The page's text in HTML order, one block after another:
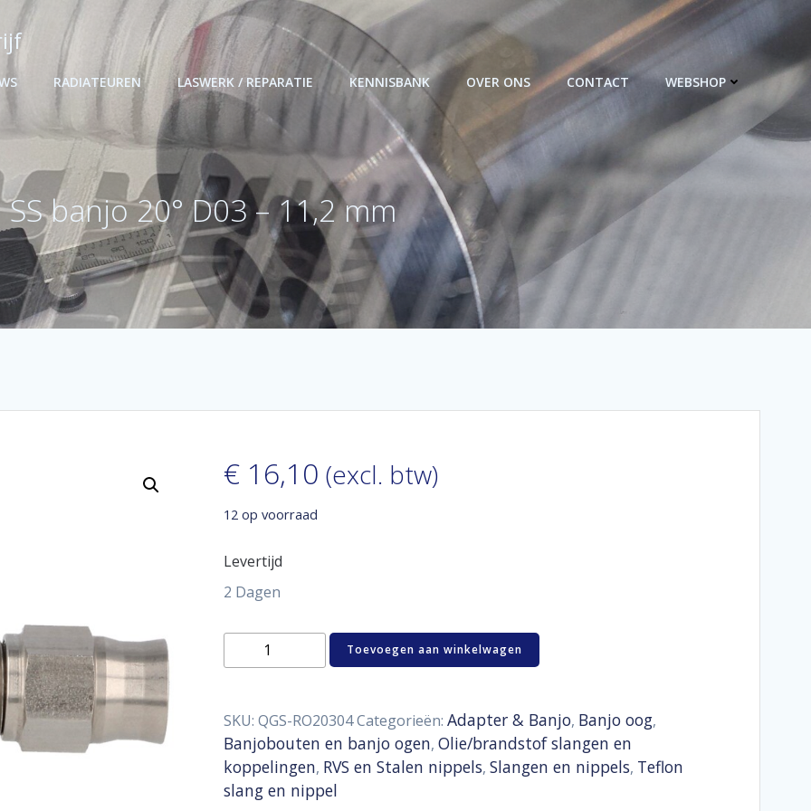
RADIATEUREN LASWERK / REPARATIE KENNISBANK OVER ONS CONTACT WEBSHOP
SS banjo 20° D03 – 11,2 mm
€16,10 (excl. btw)
12 op voorraad
Levertijd
2 Dagen
SS
-
11,2
mm
aantal
Toevoegen aan winkelwagen
SKU: QGS-RO20304Categorieën: Adapter & Banjo, Banjo oog,
Banjobouten en banjo ogen, Olie/brandstof slangen en
koppelingen, RVS en Stalen nippels, Slangen en nippels, Teflon
slang en nippel